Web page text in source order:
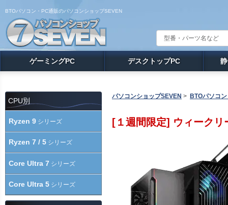
BTOパソコン・PC通販のパソコンショップSEVEN
ゲーミングPC デスクトップPC
パソコンショップSEVEN > BTOパソコ
[１週間限定] ウィーク
CPU別
Ryzen 9 シリーズ
Ryzen 7 / 5 シリーズ
Core Ultra 7 シリーズ
Core Ultra 5 シリーズ